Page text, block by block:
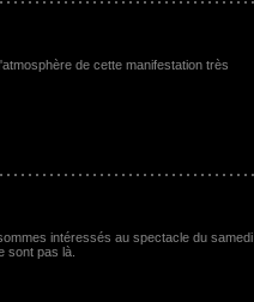
de cette manifestation très
intéressés au spectacle du samedi
sont pas là.